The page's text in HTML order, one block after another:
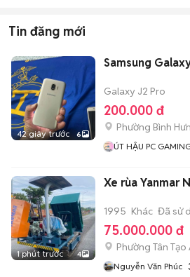
Tin đăng mới
42 giây trước 6
Samsung
Galaxy J2 Pro
200.000 đ
Phường Bình
ÚT HẬU PC
1 phút trước 4
Xe rùa Yanmar
1995 Khác Đã sử
75.000.000 đ
Phường Tân Tạo
Nguyễn Văn Phúc